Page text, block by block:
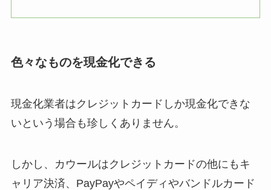
色々なものを現金化できる
現金化業者はクレジットカードしか現金化できな
いという場合も珍しくありません。
しかし、カウールはクレジットカードの他にもキ
ャリア決済、PayPayやペイディやバンドルカード